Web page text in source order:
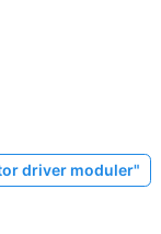
driver moduler"